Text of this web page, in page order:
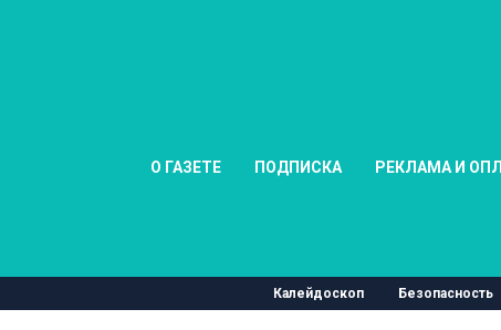
О ГАЗЕТЕ ПОДПИСКА РЕКЛАМА И
Калейдоскоп Безопасность